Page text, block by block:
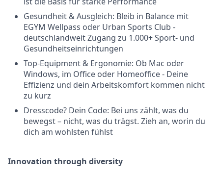
Gesundheit & Ausgleich: Bleib in Balance mit
EGYM Wellpass oder Urban Sports Club -
deutschlandweit Zugang zu 1.000+ Sport- und
Gesundheitseinrichtungen
Top-Equipment & Ergonomie: Ob Mac oder
Windows, im Office oder Homeoffice - Deine
Effizienz und dein Arbeitskomfort kommen nicht
zu kurz
Dresscode? Dein Code: Bei uns zählt, was du
bewegst – nicht, was du trägst. Zieh an, worin du
dich am wohlsten fühlst
Innovation through diversity